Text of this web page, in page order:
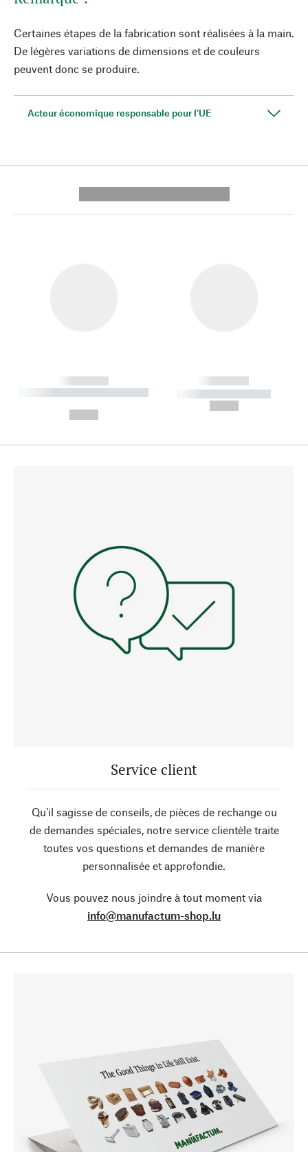
Certaines étapes de la fabrication sont réalisées à la main.
De légères variations de dimensions et de couleurs
peuvent donc se produire.
Acteur économique responsable pour l'UE
------------
----------- ----------- --------
------------
----------- -----------
Service client
Qu’il sagisse de conseils, de pièces de rechange ou
de demandes spéciales, notre service clientèle traite
toutes vos questions et demandes de manière
personnalisée et approfondie.
Vous pouvez nous joindre à tout moment via
info@manufactum-shop.lu